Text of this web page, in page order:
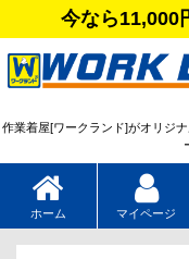
今なら11,000
作業着屋[ワークランド]がオリジ
ホーム マイページ